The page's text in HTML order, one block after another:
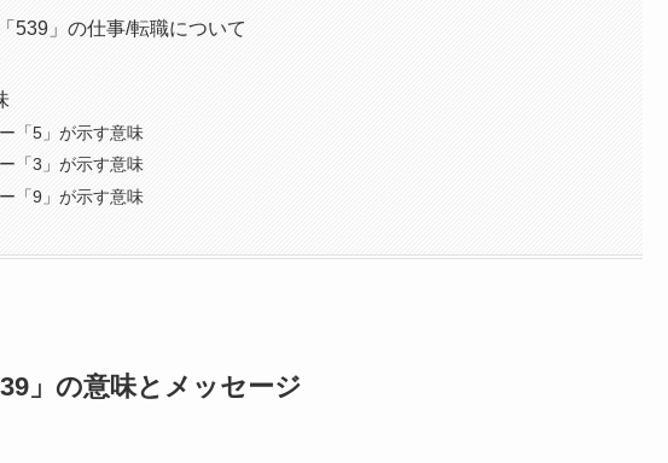
539」の仕事/転職について
「5」が示す意味
「3」が示す意味
「9」が示す意味
」の意味とメッセージ